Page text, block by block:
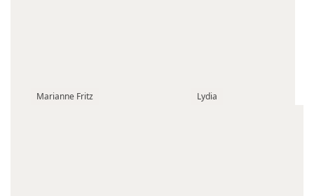
Marianne Fritz Lydia